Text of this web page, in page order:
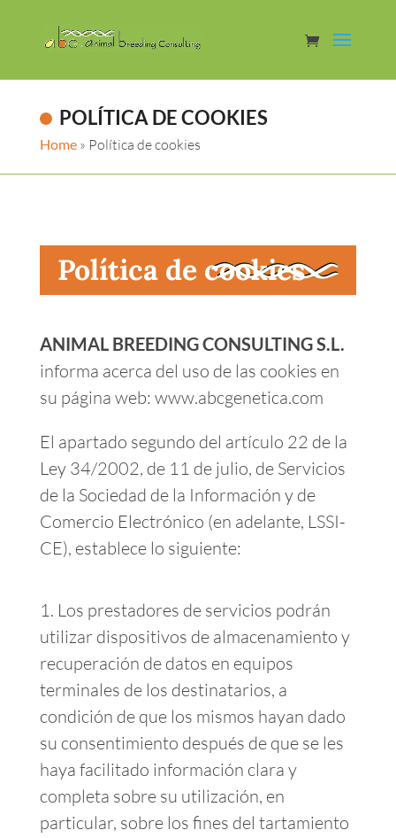
POLÍTICA DE COOKIES
Home» Política de cookies
Política de cookies
ANIMAL BREEDING CONSULTING S.L.
informa acerca del uso de las cookies en
su página web: www.abcgenetica.com
El apartado segundo del artículo 22 de la
Ley 34/2002, de 11 de julio, de Servicios
de la Sociedad de la Información y de
Comercio Electrónico (en adelante, LSSI-
CE), establece lo siguiente:
1. Los prestadores de servicios podrán
utilizar dispositivos de almacenamiento y
recuperación de datos en equipos
terminales de los destinatarios, a
condición de que los mismos hayan dado
su consentimiento después de que se les
haya facilitado información clara y
completa sobre su utilización, en
particular, sobre los fines del tartamiento